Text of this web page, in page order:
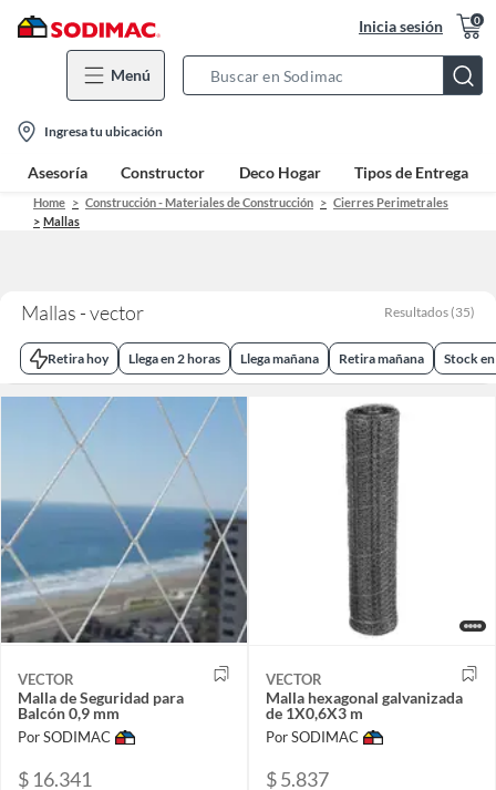
Inicia sesión 0
Menú
Bar
location-
icon
Ingresa tu ubicación
Asesoría Constructor Deco Hogar Tipos de Entrega
Home Construcción - Materiales de Construcción
Cierres Perimetrales
Mallas
Mallas - vector Resultados (35)
Retira hoy Llega en 2 horas Llega mañana Retira mañana Stock
VECTOR
Malla de Seguridad para
Balcón 0,9 mm
Por SODIMAC
$ 16.341
VECTOR
Malla hexagonal galvanizada
de 1X0,6X3 m
Por SODIMAC
$ 5.837